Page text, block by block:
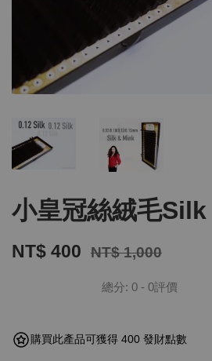
小皇冠絲絨毛
NT$ 400 NT$ 1,000
總分: 0 - 0評價
購買此產品可獲得 400 發財點數